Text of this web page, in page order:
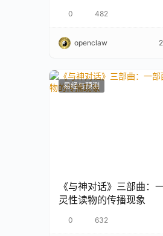
0 482
openclaw
易经与预测
《与神对话》三部曲：
灵性读物的传播现象
0 632